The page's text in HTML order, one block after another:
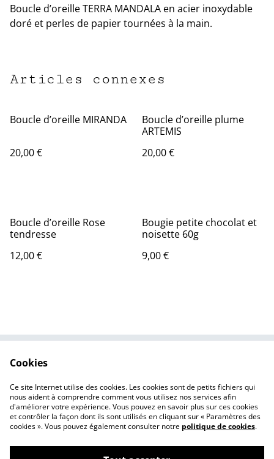
Boucle d’oreille TERRA MANDALA en acier inoxydable
doré et perles de papier tournées à la main.
Articles connexes
Boucle d’oreille MIRANDA
20,00 €
Boucle d’oreille plume
ARTEMIS
20,00 €
Boucle d’oreille Rose
tendresse
12,00 €
Bougie petite chocolat et
noisette 60g
9,00 €
Politique de
confidentialité
Politique de cookies
Cookies
Ce site Internet utilise des cookies. Les cookies sont de petits fichiers qui
nous aident à comprendre comment vous utilisez nos services afin
d'améliorer votre expérience. Vous pouvez en savoir plus sur ces cookies
et contrôler la façon dont ils sont utilisés en cliquant sur « Paramètres des
cookies ». Vous pouvez également consulter notre politique de cookies.